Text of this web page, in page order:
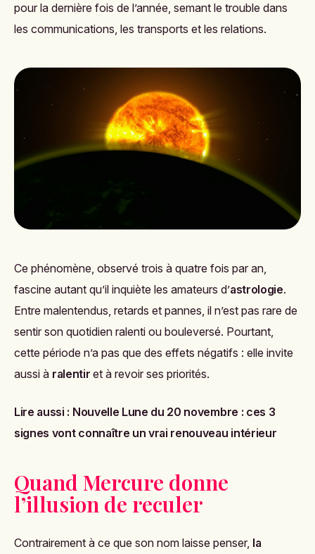
pour la dernière fois de l’année, semant le trouble dans
les communications, les transports et les relations.
Ce phénomène, observé trois à quatre fois par an,
fascine autant qu’il inquiète les amateurs d’astrologie.
Entre malentendus, retards et pannes, il n’est pas rare de
sentir son quotidien ralenti ou bouleversé. Pourtant,
cette période n’a pas que des effets négatifs : elle invite
aussi à ralentir et à revoir ses priorités.
Lire aussi : Nouvelle Lune du 20 novembre : ces 3
signes vont connaître un vrai renouveau intérieur
Quand Mercure donne
l’illusion de reculer
Contrairement à ce que son nom laisse penser, la